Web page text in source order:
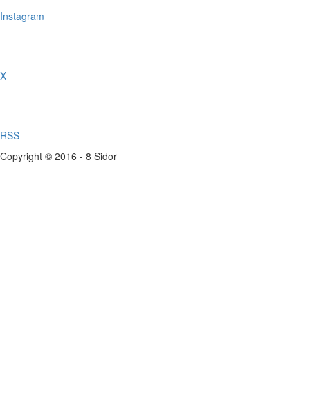
Instagram
X
RSS
Copyright © 2016 - 8 Sidor